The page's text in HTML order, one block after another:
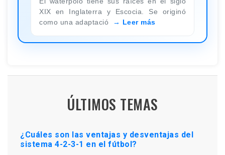
XIX en Inglaterra y Escocia. Se originó
como una adaptació
Leer más
ÚLTIMOS TEMAS
¿Cuáles son las ventajas y desventajas del
sistema 4-2-3-1 en el fútbol?